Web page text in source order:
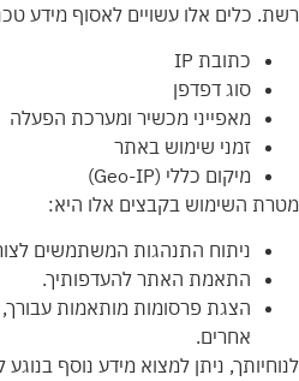
רשת. כלים אלו עשויים לאסוף מידע
כתובת IP
סוג דפדפן
מאפייני מכשיר ומערכת הפעלה
זמני שימוש באתר
מיקום כללי (Geo-IP)
מטרת השימוש בקבצים אלו היא:
ניתוח התנהגות המשתמשים
התאמת האתר להעדפותיך.
הצגת פרסומות מותאמות
אחרים.
לנוחיותך, ניתן למצוא מידע נוסף בנוגע